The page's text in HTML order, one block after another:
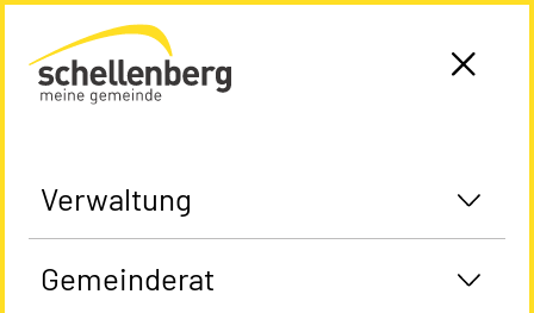
Gemeinde Schellenberg Startseite
Verwaltung
Gemeinderat